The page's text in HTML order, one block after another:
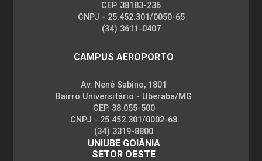
CEP. 38183-236
CNPJ - 25.452.301/0050-65
(34) 3611-0407
CAMPUS AEROPORTO
Av. Nenê Sabino, 1801
Bairro Universitário - Uberaba/MG
CEP. 38.055-500
CNPJ - 25.452.301/0002-68
(34) 3319-8800
UNIUBE GOIÂNIA
SETOR OESTE